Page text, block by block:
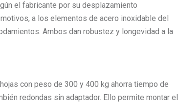
el fabricante por su desplazamiento
a los elementos de acero inoxidable del
Ambos dan robustez y longevidad a la
con peso de 300 y 400 kg ahorra tiempo de
redondas sin adaptador. Ello permite montar el